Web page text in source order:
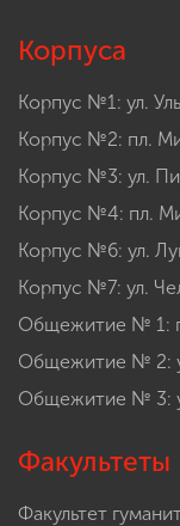
Корпуса
Корпус №1: ул.
Корпус №2: пл.
Корпус №3: ул.
Корпус №4: пл.
Корпус №6: ул.
Корпус №7: ул.
Общежитие № 1:
Общежитие № 2:
Общежитие № 3:
Факультеты
Факультет